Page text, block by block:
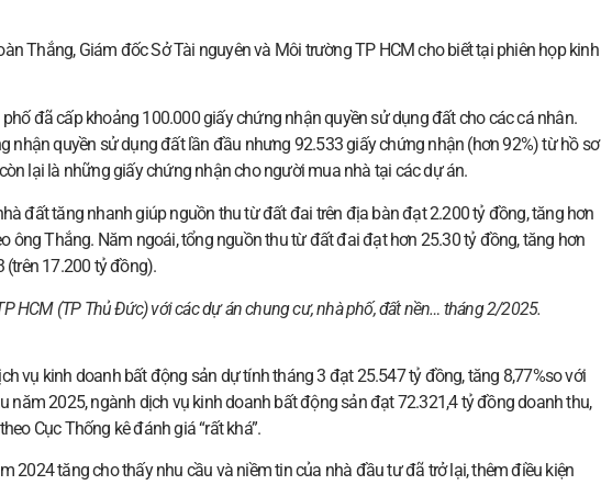
Thắng, Giám đốc Sở Tài nguyên và Môi trường TP HCM cho biết tại phiên họp kinh
đã cấp khoảng 100.000 giấy chứng nhận quyền sử dụng đất cho các cá nhân.
nhận quyền sử dụng đất lần đầu nhưng 92.533 giấy chứng nhận (hơn 92%) từ hồ sơ
lại là những giấy chứng nhận cho người mua nhà tại các dự án.
đất tăng nhanh giúp nguồn thu từ đất đai trên địa bàn đạt 2.200 tỷ đồng, tăng hơn
ông Thắng. Năm ngoái, tổng nguồn thu từ đất đai đạt hơn 25.30 tỷ đồng, tăng hơn
17.200 tỷ đồng).
HCM (TP Thủ Đức) với các dự án chung cư, nhà phố, đất nền… tháng 2/2025.
vụ kinh doanh bất động sản dự tính tháng 3 đạt 25.547 tỷ đồng, tăng 8,77%so với
năm 2025, ngành dịch vụ kinh doanh bất động sản đạt 72.321,4 tỷ đồng doanh thu,
Cục Thống kê đánh giá “rất khá”.
2024 tăng cho thấy nhu cầu và niềm tin của nhà đầu tư đã trở lại, thêm điều kiện